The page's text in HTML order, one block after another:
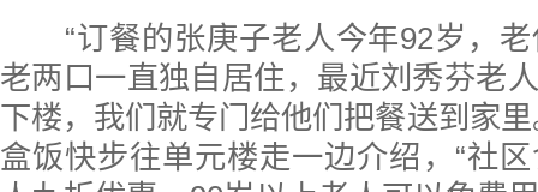
“订餐的张庚子老人今年92岁，老
老两口一直独自居住，最近刘秀芬老
下楼，我们就专门给他们把餐送到家
盒饭快步往单元楼走一边介绍，“社